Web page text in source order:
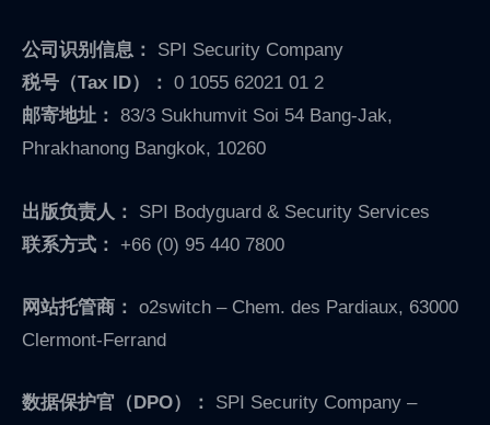
公司识别信息：
SPI Security Company
税号（Tax ID）：
0 1055 62021 01 2
邮寄地址：
83/3 Sukhumvit Soi 54 Bang-Jak,
Phrakhanong Bangkok, 10260
出版负责人：
SPI Bodyguard & Security Services
联系方式：
+66 (0) 95 440 7800
网站托管商：
o2switch – Chem. des Pardiaux, 63000
Clermont-Ferrand
数据保护官（DPO）：
SPI Security Company –